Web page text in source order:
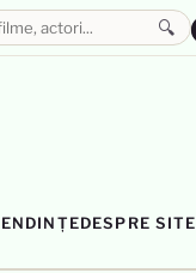
DESPRE SITE
🔍